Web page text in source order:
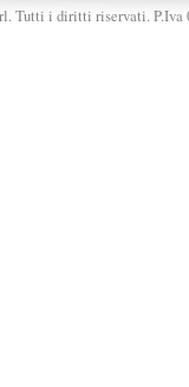
Tutti i diritti riservati. P.Iva